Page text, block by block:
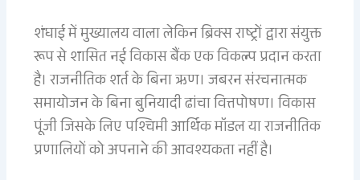
शंघाई में मुख्यालय वाला लेकिन ब्रिक्स राष्ट्रों द्वारा संयुक्त
रूप से शासित नई विकास बैंक एक विकल्प प्रदान करता
है। राजनीतिक शर्त के बिना ऋण। जबरन संरचनात्मक
समायोजन के बिना बुनियादी ढांचा वित्तपोषण। विकास
पूंजी जिसके लिए पश्चिमी आर्थिक मॉडल या राजनीतिक
प्रणालियों को अपनाने की आवश्यकता नहीं है।